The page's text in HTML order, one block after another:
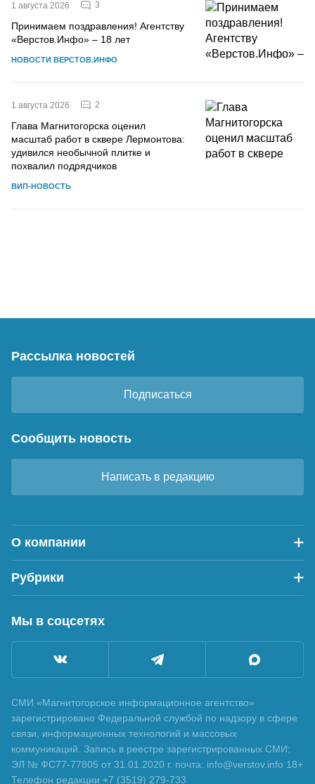
1 августа 2026 3
Принимаем поздравления! Агентству
«Верстов.Инфо» – 18 лет
НОВОСТИ ВЕРСТОВ.ИНФО
1 августа 2026 2
Глава Магнитогорска оценил
масштаб работ в сквере Лермонтова:
удивился необычной плитке и
похвалил подрядчиков
ВИП-НОВОСТЬ
Рассылка новостей
Подписаться
Сообщить новость
Написать в редакцию
О компании
Рубрики
Мы в соцсетях
СМИ «Магнитогорское информационное агентство»
зарегистрировано Федеральной службой по надзору в сфере
связи, информационных технологий и массовых
коммуникаций. Запись в реестре зарегистрированных СМИ:
ЭЛ № ФС77-77805 от 31.01.2020 г. почта: info@verstov.info 18+
Телефон редакции +7 (3519) 279-733